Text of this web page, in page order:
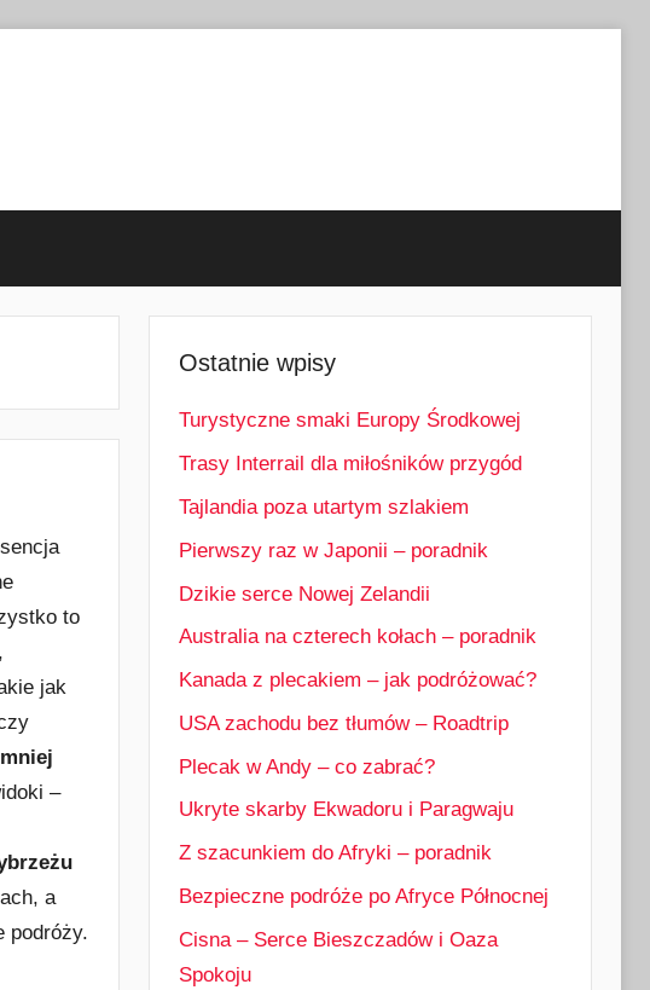
to
jak
mniej
–
a
podróży.
Ostatnie wpisy
Turystyczne smaki Europy Środkowej
Trasy Interrail dla miłośników przygód
Tajlandia poza utartym szlakiem
Pierwszy raz w Japonii – poradnik
Dzikie serce Nowej Zelandii
Australia na czterech kołach – poradnik
Kanada z plecakiem – jak podróżować?
USA zachodu bez tłumów – Roadtrip
Plecak w Andy – co zabrać?
Ukryte skarby Ekwadoru i Paragwaju
Z szacunkiem do Afryki – poradnik
Bezpieczne podróże po Afryce Północnej
Cisna – Serce Bieszczadów i Oaza
Spokoju